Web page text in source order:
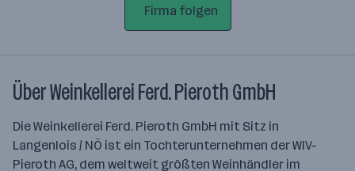
Firma folgen
Über Weinkellerei Ferd. Pieroth GmbH
Die Weinkellerei Ferd. Pieroth GmbH mit Sitz in
Langenlois / NÖ ist ein Tochterunternehmen der WIV-
Pieroth AG, dem weltweit größten Weinhändler im